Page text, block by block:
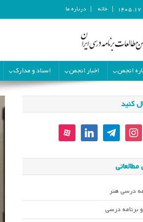
خانه درباره ما
برنامه درسی
انجمن
اخبار انجمن اسناد و مدارک
کنید
instagram
telegram
linkedin
aparat
درسی هنر
و برنامه درسی